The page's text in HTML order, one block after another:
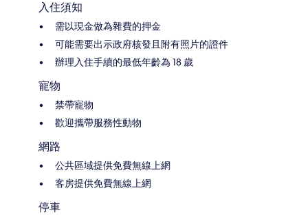
入住須知
需以現金做為雜費的押金
可能需要出示政府核發且附有照片的證件
辦理入住手續的最低年齡為 18 歲
寵物
禁帶寵物
歡迎攜帶服務性動物
網路
公共區域提供免費無線上網
客房提供免費無線上網
停車